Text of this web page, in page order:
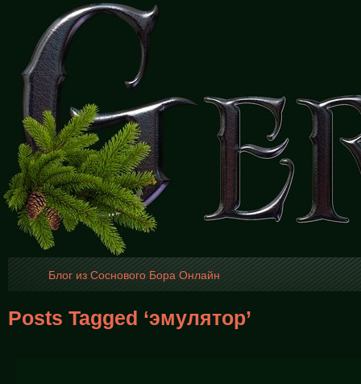
Блог из Соснового Бора Онлайн
Posts Tagged ‘эмулятор’